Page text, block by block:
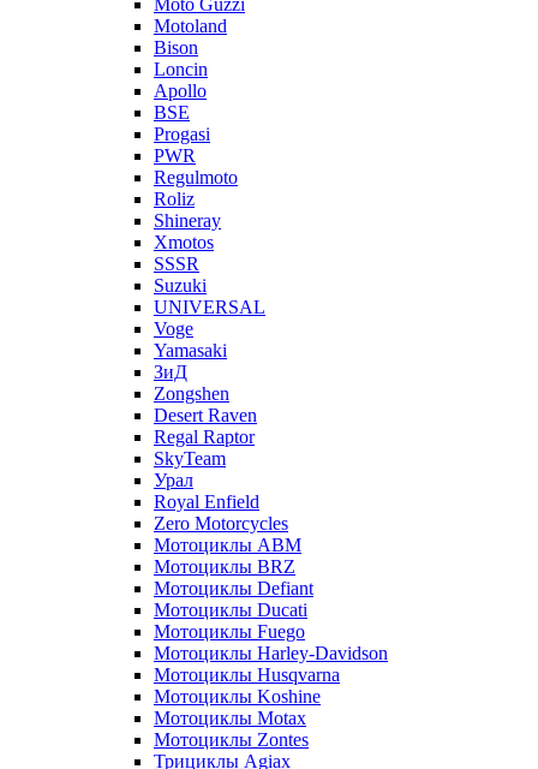
Moto Guzzi
Motoland
Bison
Loncin
Apollo
BSE
Progasi
PWR
Regulmoto
Roliz
Shineray
Xmotos
SSSR
Suzuki
UNIVERSAL
Voge
Yamasaki
ЗиД
Zongshen
Desert Raven
Regal Raptor
SkyTeam
Урал
Royal Enfield
Zero Motorcycles
Мотоциклы ABM
Мотоциклы BRZ
Мотоциклы Defiant
Мотоциклы Ducati
Мотоциклы Fuego
Мотоциклы Harley-Davidson
Мотоциклы Husqvarna
Мотоциклы Koshine
Мотоциклы Motax
Мотоциклы Zontes
Трициклы Agiax